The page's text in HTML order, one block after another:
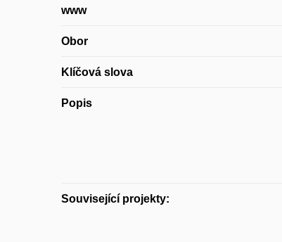
www
Obor
Klíčová slova
Popis
Související projekty: